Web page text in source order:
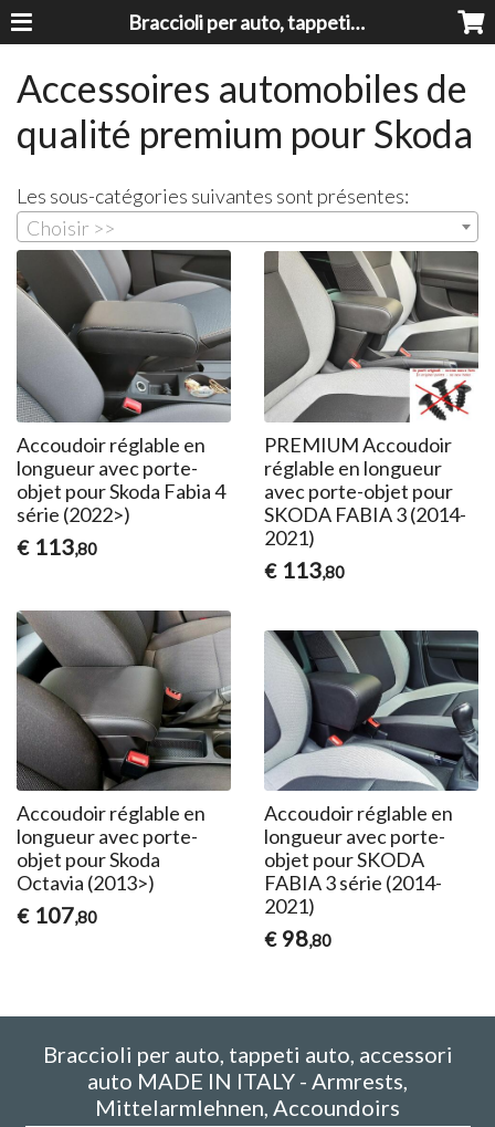
Braccioli per auto, tappeti auto, accessori auto MADE IN ITALY - Armrests, Mittelarmlehnen, Accoundoirs
Accessoires automobiles de
qualité premium pour Skoda
Les sous-catégories suivantes sont présentes:
Choisir >>
Accoudoir réglable en
longueur avec porte-
objet pour Skoda Fabia 4
série (2022>)
€ 113,80
PREMIUM Accoudoir
réglable en longueur
avec porte-objet pour
SKODA FABIA 3 (2014-
2021)
€ 113,80
Accoudoir réglable en
longueur avec porte-
objet pour Skoda
Octavia (2013>)
€ 107,80
Accoudoir réglable en
longueur avec porte-
objet pour SKODA
FABIA 3 série (2014-
2021)
€ 98,80
Braccioli per auto, tappeti auto, accessori
auto MADE IN ITALY - Armrests,
Mittelarmlehnen, Accoundoirs